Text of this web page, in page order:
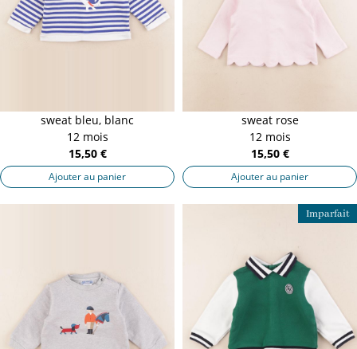
sweat bleu, blanc
12 mois
15,50 €
Ajouter au panier
sweat rose
12 mois
15,50 €
Ajouter au panier
Imparfait